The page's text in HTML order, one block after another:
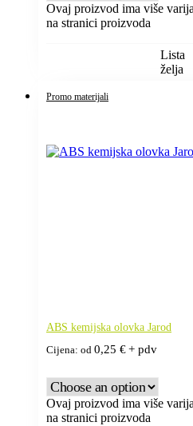
Ovaj proizvod ima više
na stranici proizvoda
Lista
želja
Promo materijali
ABS kemijska olovka Jarod
Cijena: od 0,25 €+ pdv
Ovaj proizvod ima više
na stranici proizvoda